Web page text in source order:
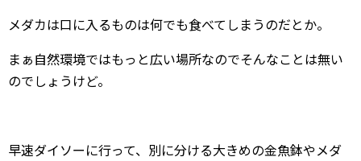
メダカは口に入るものは何でも食べてしまうのだとか。
まぁ自然環境ではもっと広い場所なのでそんなことは無い
のでしょうけど。
早速ダイソーに行って、別に分ける大きめの金魚鉢やメダ